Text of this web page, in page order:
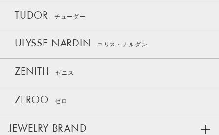
TUDOR チューダー
ULYSSE NARDIN ユリス・ナルダン
ZENITH ゼニス
ZEROO ゼロ
JEWELRY BRAND